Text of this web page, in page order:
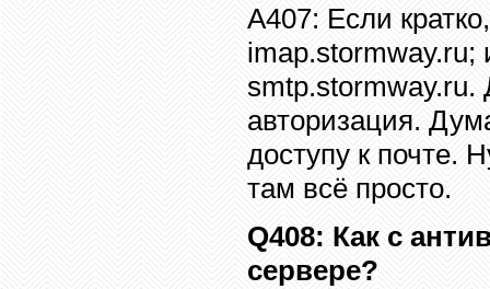
A407: Если
imap.stormway.ru;
smtp.stormway.ru.
авторизация.
доступу к почте.
там всё просто.
Q408: Как с
сервере?